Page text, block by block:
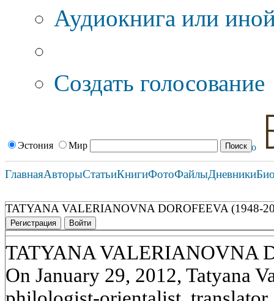
Аудиокнига или
Создать голосование
Эстония Мир
ГлавнаяАвторыСтатьиКнигиФотоФайлыДневники
TATYANA VALERIANOVNA DOROFEEVA (1948-
Регистрация Войти
TATYANA VALERIANOVNA
On January 29, 2012, Tatyana